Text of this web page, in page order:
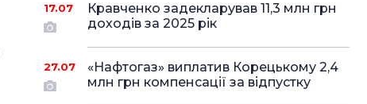
17.07
Кравченко задекларував 11,3 млн грн
доходів за 2025 рік
27.07
«Нафтогаз» виплатив Корецькому 2,4
млн грн компенсації за відпустку